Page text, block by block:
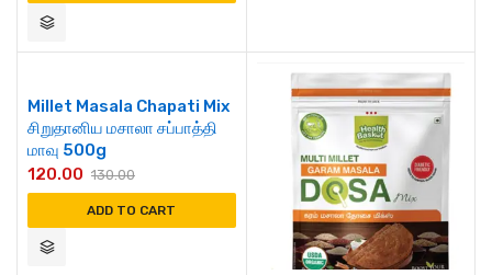
Millet Masala Chapati Mix
சிறுதானிய மசாலா சப்பாத்தி
மாவு 500g
130.00
120.00
ADD TO CART